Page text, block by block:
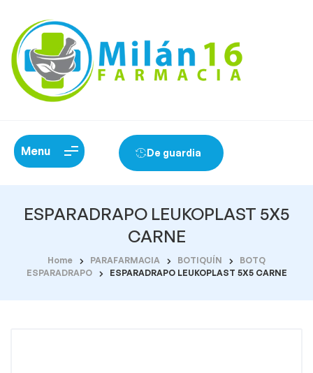
Menu De guardia
ESPARADRAPO LEUKOPLAST 5X5
CARNE
Home PARAFARMACIA BOTIQUÍN
BOTQ
ESPARADRAPO
ESPARADRAPO LEUKOPLAST 5X5 CARNE